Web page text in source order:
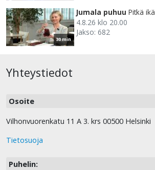
30 min
Jumala puhuu Pitkä ikä
4.8.26 klo 20.00
Jakso: 682
Yhteystiedot
Osoite
Vilhonvuorenkatu 11 A 3. krs 00500 Helsinki
Tietosuoja
Puhelin: